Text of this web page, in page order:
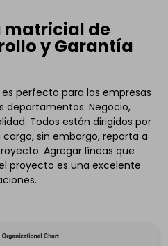
matricial de
y Garantía
perfecto para las empresas
departamentos: Negocio,
Todos están dirigidos por
sin embargo, reporta a
Agregar líneas que
proyecto es una excelente